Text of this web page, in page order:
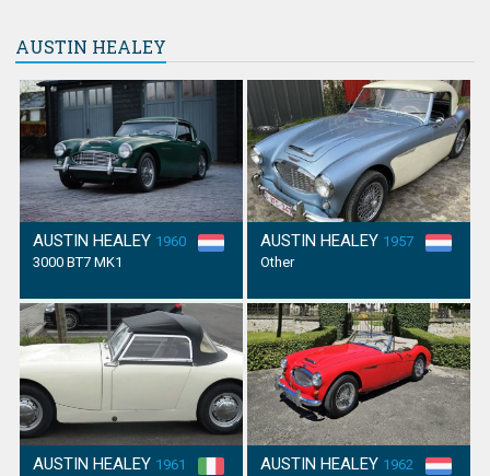
AUSTIN HEALEY
AUSTIN HEALEY 1960
3000 BT7 MK1
AUSTIN HEALEY 1957
Other
AUSTIN HEALEY 1961
AUSTIN HEALEY 1962